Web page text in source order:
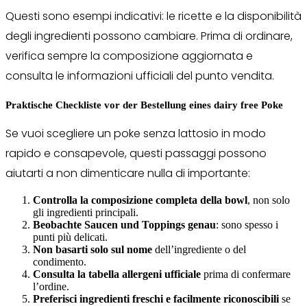
Questi sono esempi indicativi: le ricette e la disponibilità
degli ingredienti possono cambiare. Prima di ordinare,
verifica sempre la composizione aggiornata e
consulta le informazioni ufficiali del punto vendita.
Praktische Checkliste vor der Bestellung eines dairy free Poke
Se vuoi scegliere un poke senza lattosio in modo
rapido e consapevole, questi passaggi possono
aiutarti a non dimenticare nulla di importante:
Controlla la composizione completa della bowl, non solo
gli ingredienti principali.
Beobachte Saucen und Toppings genau: sono spesso i
punti più delicati.
Non basarti solo sul nome dell’ingrediente o del
condimento.
Consulta la tabella allergeni ufficiale prima di confermare
l’ordine.
Preferisci ingredienti freschi e facilmente riconoscibili se